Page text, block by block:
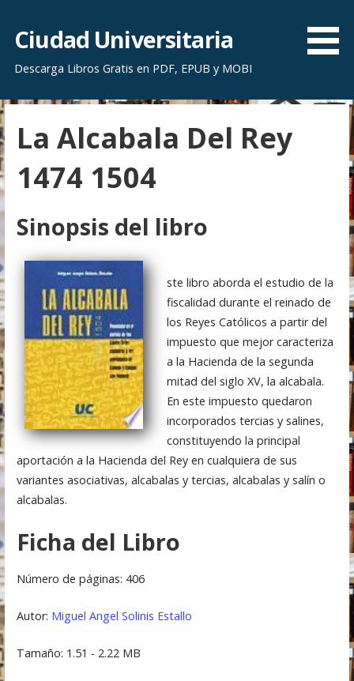
r
a
l
c
o
n
e
n
i
d
o
Ciudad Universitaria
Descarga Libros Gratis en PDF, EPUB y MOBI
La Alcabala Del Rey
1474 1504
Sinopsis del libro
ste libro aborda el estudio de la
fiscalidad durante el reinado de
los Reyes Católicos a partir del
impuesto que mejor caracteriza
a la Hacienda de la segunda
mitad del siglo XV, la alcabala.
En este impuesto quedaron
incorporados tercias y salines,
constituyendo la principal
aportación a la Hacienda del Rey en cualquiera de sus
variantes asociativas, alcabalas y tercias, alcabalas y salín o
alcabalas.
Ficha del Libro
Número de páginas: 406
Autor: Miguel Angel Solinis Estallo
Tamaño: 1.51 - 2.22 MB